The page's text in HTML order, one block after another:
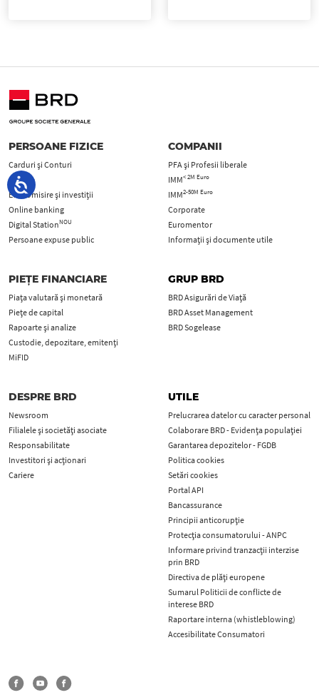
PERSOANE FIZICE
Carduri şi Conturi
Credite
Economisire și investiții
Online banking
Digital StationNOU
Persoane expuse public
COMPANII
PFA şi Profesii liberale
IMM< 2M Euro
IMM2-50M Euro
Corporate
Euromentor
Informații și documente utile
PIEȚE FINANCIARE
Piața valutară și monetară
Piețe de capital
Rapoarte și analize
Custodie, depozitare, emitenți
MiFID
GRUP BRD
BRD Asigurări de Viață
BRD Asset Management
BRD Sogelease
DESPRE BRD
Newsroom
Filialele și societăți asociate
Responsabilitate
Investitori și acționari
Cariere
UTILE
Prelucrarea datelor cu caracter personal
Colaborare BRD - Evidența populației
Garantarea depozitelor - FGDB
Politica cookies
Setări cookies
Portal API
Bancassurance
Principii anticorupţie
Protecţia consumatorului - ANPC
Informare privind tranzacții interzise
prin BRD
Directiva de plăți europene
Sumarul Politicii de conflicte de
interese BRD
Raportare interna (whistleblowing)
Accesibilitate Consumatori